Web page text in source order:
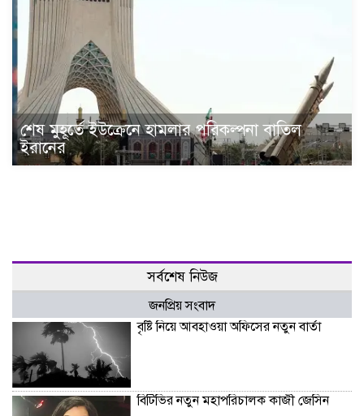
শেষ মুহূর্তে ইউক্রেনে হামলার পরিকল্পনা বাতিল
ইরানের
সর্বশেষ নিউজ
জনপ্রিয় সংবাদ
বৃষ্টি নিয়ে আবহাওয়া অফিসের নতুন বার্তা
বিটিভির নতুন মহাপরিচালক কাজী জেসিন